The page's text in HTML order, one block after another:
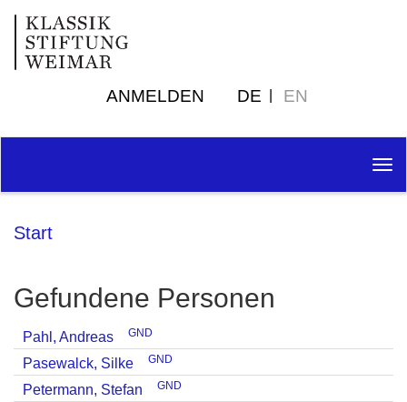
ANMELDEN DE EN
Start
Gefundene Personen
Pahl, Andreas GND
Pasewalck, Silke GND
Petermann, Stefan GND